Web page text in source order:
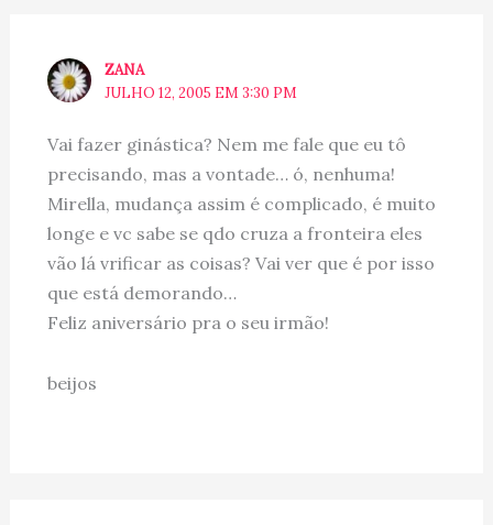
ZANA
JULHO 12, 2005 EM 3:30 PM
Vai fazer ginástica? Nem me fale que eu tô
precisando, mas a vontade… ó, nenhuma!
Mirella, mudança assim é complicado, é muito
longe e vc sabe se qdo cruza a fronteira eles
vão lá vrificar as coisas? Vai ver que é por isso
que está demorando…
Feliz aniversário pra o seu irmão!
beijos